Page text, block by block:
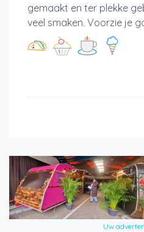
gemaakt en ter plekke
veel smaken. Voorzie je
Uw